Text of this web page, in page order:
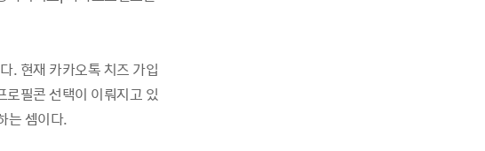
. 현재 카카오톡 치즈 가입
필콘 선택이 이뤄지고 있
는 셈이다.